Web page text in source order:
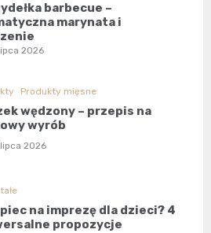
barbecue –
marynata i
2026
Produkty mięsne
wędzony – przepis na
wyrób
2026
na imprezę dla dzieci? 4
propozycje